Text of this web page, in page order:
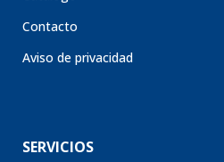
Contacto
Aviso de privacidad
SERVICIOS